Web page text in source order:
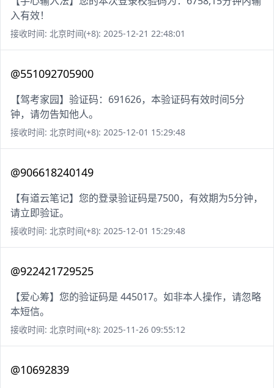
入有效！
接收时间: 北京时间(+8): 2025-12-21 22:48:01
@551092705900
【驾考家园】验证码：691626，本验证码有效时间5分
钟，请勿告知他人。
接收时间: 北京时间(+8): 2025-12-01 15:29:48
@906618240149
【有道云笔记】您的登录验证码是7500，有效期为5分钟，
请立即验证。
接收时间: 北京时间(+8): 2025-12-01 15:29:48
@922421729525
【爱心筹】您的验证码是 445017。如非本人操作，请忽略
本短信。
接收时间: 北京时间(+8): 2025-11-26 09:55:12
@10692839